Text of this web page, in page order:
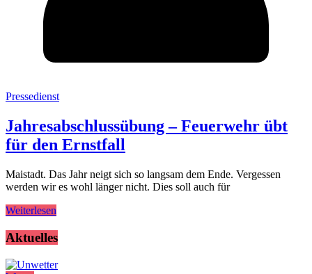
Pressedienst
Jahresabschlussübung – Feuerwehr übt
für den Ernstfall
Maistadt. Das Jahr neigt sich so langsam dem Ende. Vergessen
werden wir es wohl länger nicht. Dies soll auch für
Weiterlesen
Aktuelles